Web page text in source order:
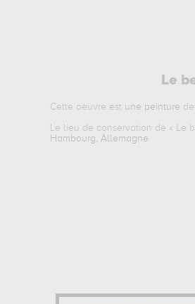
Le
Cette oeuvre est une peinture
Le lieu de conservation de « Le
Hambourg, Allemagne.